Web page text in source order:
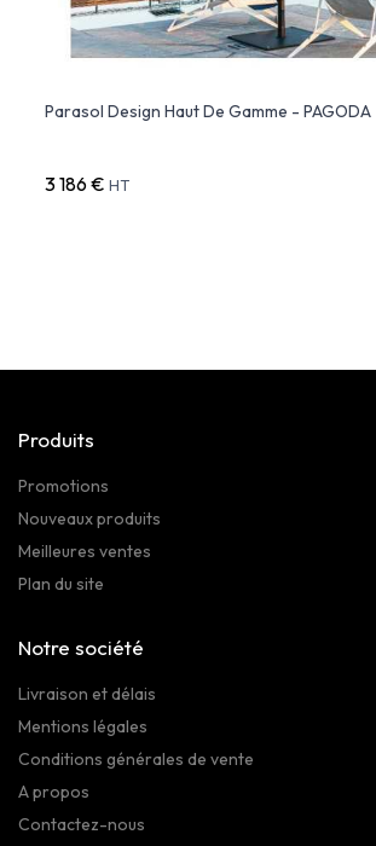
Parasol Design Haut De Gamme - PAGODA
3 186 € HT
Produits
Promotions
Nouveaux produits
Meilleures ventes
Plan du site
Notre société
Livraison et délais
Mentions légales
Conditions générales de vente
A propos
Contactez-nous